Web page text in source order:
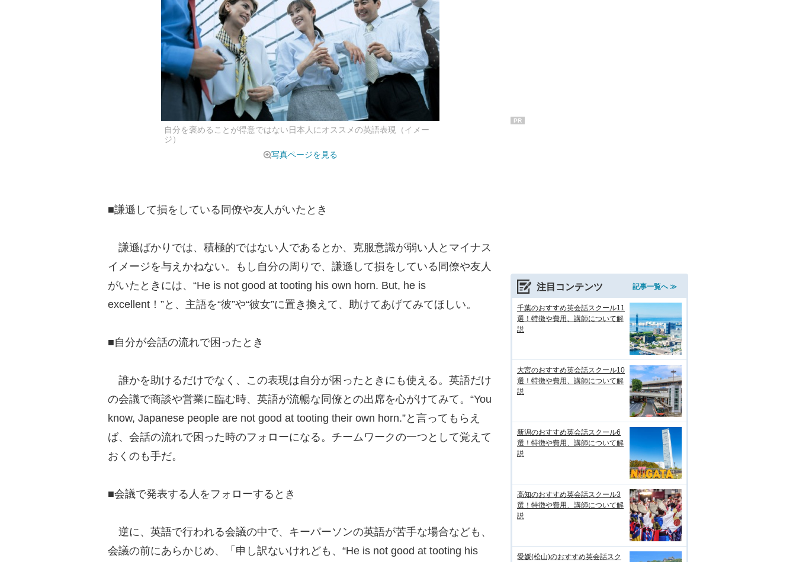
自分を褒めることが得意ではない日本人にオススメの英語表現（イメー
ジ）
写真ページを見る
■謙遜して損をしている同僚や友人がいたとき
謙遜ばかりでは、積極的ではない人であるとか、克服意識が弱い人とマイナス
イメージを与えかねない。もし自分の周りで、謙遜して損をしている同僚や友人
がいたときには、“He is not good at tooting his own horn. But, he is
excellent！”と、主語を“彼”や“彼女”に置き換えて、助けてあげてみてほしい。
■自分が会話の流れで困ったとき
誰かを助けるだけでなく、この表現は自分が困ったときにも使える。英語だけ
の会議で商談や営業に臨む時、英語が流暢な同僚との出席を心がけてみて。“You
know, Japanese people are not good at tooting their own horn.”と言ってもらえ
ば、会話の流れで困った時のフォローになる。チームワークの一つとして覚えて
おくのも手だ。
■会議で発表する人をフォローするとき
逆に、英語で行われる会議の中で、キーパーソンの英語が苦手な場合なども、
会議の前にあらかじめ、「申し訳ないけれども、“He is not good at tooting his
PR
注目コンテンツ 記事一覧へ ≫
千葉のおすすめ英会話スクール11
選！特徴や費用、講師について解
説
大宮のおすすめ英会話スクール10
選！特徴や費用、講師について解
説
新潟のおすすめ英会話スクール6
選！特徴や費用、講師について解
説
高知のおすすめ英会話スクール3
選！特徴や費用、講師について解
説
愛媛(松山)のおすすめ英会話スク